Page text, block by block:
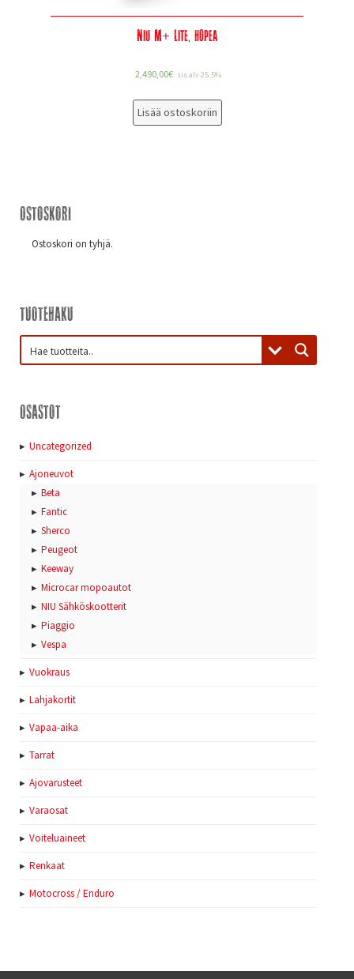
Niu M+ Lite, hopea
2,490,00€ sis alv 25.5%
Lisää ostoskoriin
Ostoskori
Ostoskori on tyhjä.
Tuotehaku
Osastot
Uncategorized
Ajoneuvot
Beta
Fantic
Sherco
Peugeot
Keeway
Microcar mopoautot
NIU Sähköskootterit
Piaggio
Vespa
Vuokraus
Lahjakortit
Vapaa-aika
Tarrat
Ajovarusteet
Varaosat
Voiteluaineet
Renkaat
Motocross / Enduro